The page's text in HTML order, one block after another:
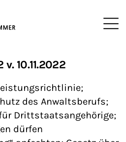
10.11.2022
des Anwaltsberufs;
Drittstaatsangehörige;
dürfen